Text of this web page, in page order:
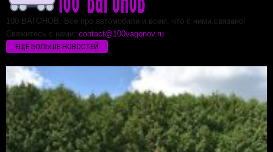
100 ВАГОНОВ. Все про автомобили и всем, что с ними связано!
Свяжитесь с нами: contact@100vagonov.ru
ЕЩЁ БОЛЬШЕ НОВОСТЕЙ